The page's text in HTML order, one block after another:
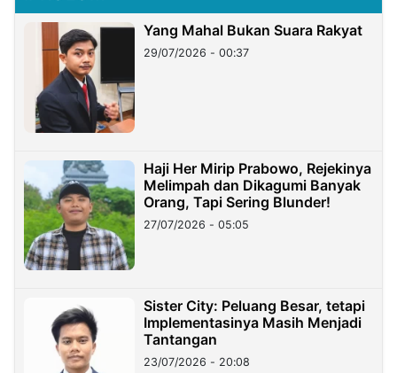
Yang Mahal Bukan Suara Rakyat
29/07/2026 - 00:37
Haji Her Mirip Prabowo, Rejekinya
Melimpah dan Dikagumi Banyak
Orang, Tapi Sering Blunder!
27/07/2026 - 05:05
Sister City: Peluang Besar, tetapi
Implementasinya Masih Menjadi
Tantangan
23/07/2026 - 20:08